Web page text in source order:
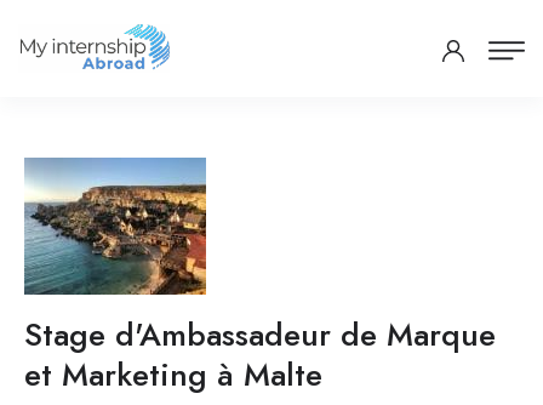
Stage d'Ambassadeur de Marque
et Marketing à Malte